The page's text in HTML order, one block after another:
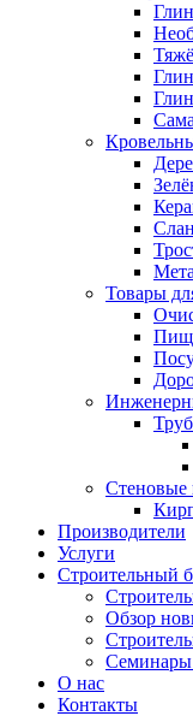
Товары
Стеновые
Производители
Услуги
Строительный
Обзор
Семинары
О нас
Контакты